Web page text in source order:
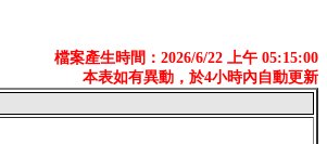
檔案產生時間：2026/6/22 上午 05:15:00
本表如有異動，於4小時內自動更新